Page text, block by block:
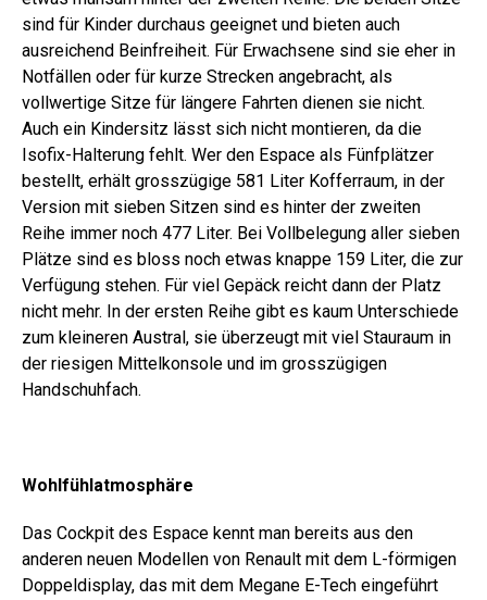
sind für Kinder durchaus geeignet und bieten auch
ausreichend Beinfreiheit. Für Erwachsene sind sie eher in
Notfällen oder für kurze Strecken angebracht, als
vollwertige Sitze für längere Fahrten dienen sie nicht.
Auch ein Kindersitz lässt sich nicht montieren, da die
Isofix-Halterung fehlt. Wer den Espace als Fünfplätzer
bestellt, erhält grosszügige 581 Liter Kofferraum, in der
Version mit sieben Sitzen sind es hinter der zweiten
Reihe immer noch 477 Liter. Bei Vollbelegung aller sieben
Plätze sind es bloss noch etwas knappe 159 Liter, die zur
Verfügung stehen. Für viel Gepäck reicht dann der Platz
nicht mehr. In der ersten Reihe gibt es kaum Unterschiede
zum kleineren Austral, sie überzeugt mit viel Stauraum in
der riesigen Mittelkonsole und im grosszügigen
Handschuhfach.
Wohlfühlatmosphäre
Das Cockpit des Espace kennt man bereits aus den
anderen neuen Modellen von Renault mit dem L-förmigen
Doppeldisplay, das mit dem Megane E-Tech eingeführt